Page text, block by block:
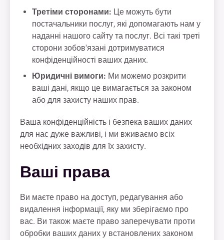
Третіми сторонами: Це можуть бути
постачальники послуг, які допомагають нам у
наданні нашого сайту та послуг. Всі такі треті
сторони зобов'язані дотримуватися
конфіденційності ваших даних.
Юридичні вимоги: Ми можемо розкрити
ваші дані, якщо це вимагається за законом
або для захисту наших прав.
Ваша конфіденційність і безпека ваших даних
для нас дуже важливі, і ми вживаємо всіх
необхідних заходів для їх захисту.
Ваші права
Ви маєте право на доступ, редагування або
видалення інформації, яку ми зберігаємо про
вас. Ви також маєте право заперечувати проти
обробки ваших даних у встановлених законом